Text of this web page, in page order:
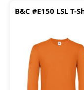
B&C #E150 LSL T-